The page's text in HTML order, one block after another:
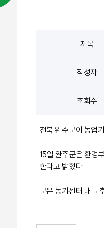
제목
작성자
조회수
전북 완주군이 농업
15일 완주군은 환경
한다고 밝혔다.
군은 농기센터 내 노